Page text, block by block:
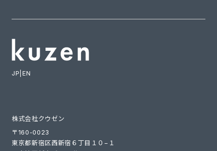
JP EN
株式会社クウゼン
〒160-0023
東京都新宿区西新宿６丁目１０−１